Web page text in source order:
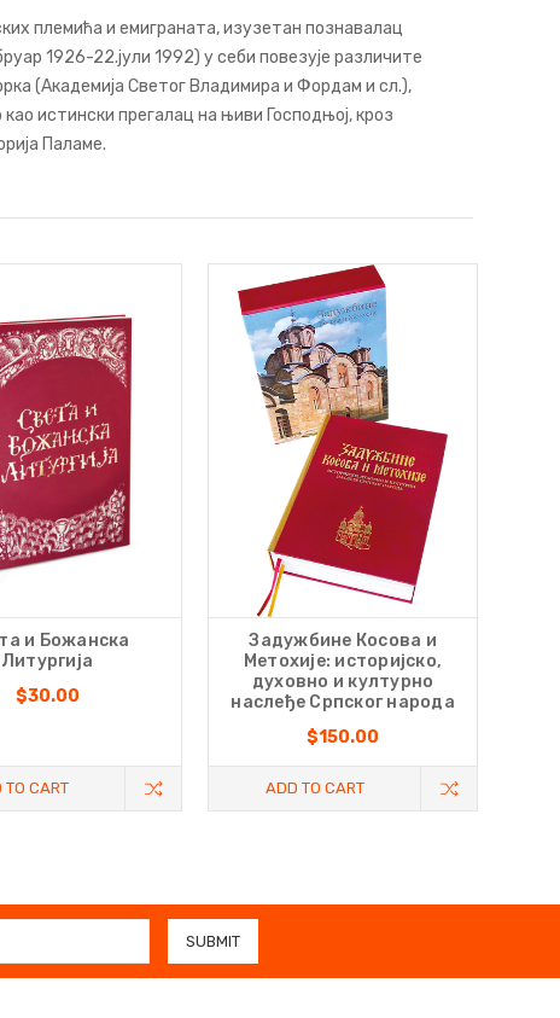
племића и емиграната, изузетан познавалац
1926-22.јули 1992) у себи повезује различите
(Академија Светог Владимира и Фордам и сл.),
истински прегалац на њиви Господњој, кроз
Паламе.
и Божанска
Литургија
$30.00
TO CART
Задужбине Косова и
Метохије: историјско,
духовно и културно
наслеђе Српског народа
$150.00
ADD TO CART